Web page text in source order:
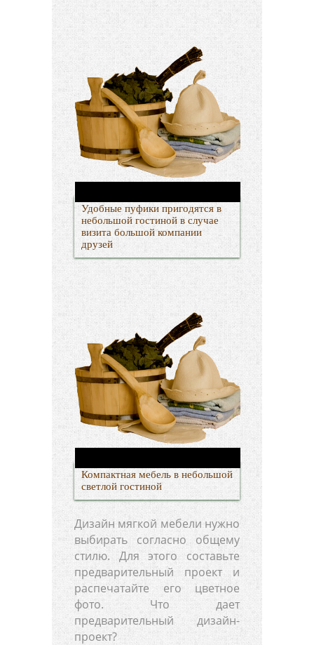
Удобные пуфики пригодятся в
небольшой гостиной в случае
визита большой компании
друзей
Компактная мебель в небольшой
светлой гостиной
Дизайн мягкой мебели нужно
выбирать согласно общему
стилю. Для этого составьте
предварительный проект и
распечатайте его цветное
фото. Что дает
предварительный дизайн-
проект?